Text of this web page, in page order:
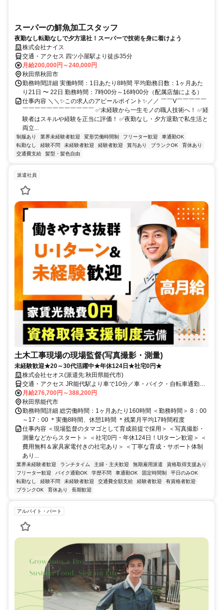
スーパーの鮮魚加工スタッフ
夜勤なし転勤なしで夕方退社！スーパーで技術を身に着けよう
株式会社ナイス
交通・アクセス 四ツ小屋駅より徒歩35分
月給200,000円～240,000円
秋田県秋田市
勤務時間詳細 実働時間：1日あたり8時間 平均勤務日数：1ヶ月あた
り21日 〜 22日 勤務時間：7時00分～16時00分（配属店舗による）
仕事内容 ＼＼✨この求人のアピールポイント✨／／ ￣￣V￣￣￣￣￣
￣￣￣￣￣￣￣￣￣￣￣￣ ✅未経験から一生モノの職人技術へ！ ✅経
験者はスキルや経験を正当に評価！ ✅夜勤なし・夕方退勤で私生活と
両立...
制服あり 業界未経験者歓迎 変形労働時間制 フリーター歓迎
車通勤OK
転勤なし
経験不問 未経験者歓迎 経験者歓迎 賞与あり ブランクOK
育休あり
交通費支給
髪型・髪色自由
派遣社員
土木工事現場の現場監督(写真撮影・測量)
未経験歓迎★20～30代活躍中★年休124日★社宅0円★
株式会社セオス(派遣先:秋田県能代市)
交通・アクセス JR能代駅より車で10分／車・バイク・自転車通勤OK
／転勤なし！U・Iターン歓迎！
月給276,700円～388,200円
秋田県能代市
勤務時間詳細 総労働時間：1ヶ月あたり160時間 ＜勤務時間＞ 8：00
～17：00 ＊実働8時間、休憩1時間 ＊残業月平均17時間程度
仕事内容 ＜現場監督のタマゴとして育成前提で採用＞ ＜写真撮影・
測量などからスタート＞ ＜社宅0円・年休124日！UIターン歓迎＞ ＜
費用無料＆家具家電付きの社宅あり＞ ＜丁寧な育成・サポート体制
あり...
業界未経験者歓迎 ランチタイム 主婦・主夫歓迎 無期雇用派遣
資格取得支援あり
フリーター歓迎
バイク通勤OK 学歴不問 車通勤OK 固定時間制
平日のみOK
転勤なし
経験不問 未経験者歓迎 交通費全額支給 経験者歓迎
有資格者歓迎
ブランクOK
育休あり 長期歓迎
アルバイト・パート